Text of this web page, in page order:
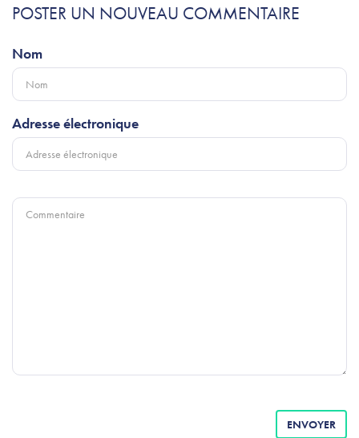
POSTER UN NOUVEAU COMMENTAIRE
Nom
Adresse électronique
Commentaire
ENVOYER